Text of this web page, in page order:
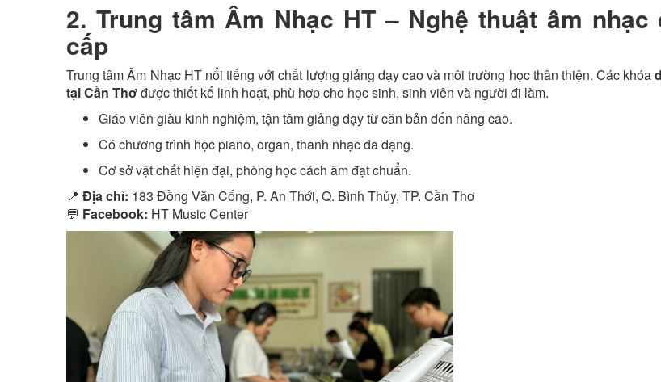
2. Trung tâm Âm Nhạc HT – Nghệ thuật âm nhạc
cấp
Trung tâm Âm Nhạc HT nổi tiếng với chất lượng giảng dạy cao và môi trường học thân thiện. Các khóa
tại Cần Thơđược thiết kế linh hoạt, phù hợp cho học sinh, sinh viên và người đi làm.
Giáo viên giàu kinh nghiệm, tận tâm giảng dạy từ căn bản đến nâng cao.
Có chương trình học piano, organ, thanh nhạc đa dạng.
Cơ sở vật chất hiện đại, phòng học cách âm đạt chuẩn.
📍Địa chỉ: 183 Đồng Văn Cống, P. An Thới, Q. Bình Thủy, TP. Cần Thơ
💬 Facebook: HT Music Center